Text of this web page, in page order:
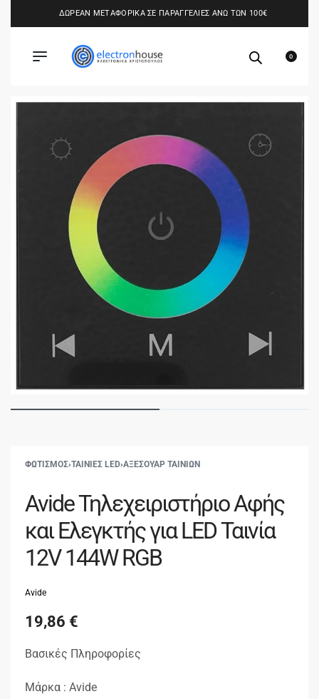
ΔΩΡΕΑΝ ΜΕΤΑΦΟΡΙΚΑ ΣΕ ΠΑΡΑΓΓΕΛΙΕΣ ΑΝΩ ΤΩΝ 100€
0
ΦΩΤΙΣΜΟΣ›ΤΑΙΝΙΕΣ LED›ΑΞΕΣΟΥΑΡ ΤΑΙΝΙΩΝ
Avide Τηλεχειριστήριο Αφής
και Ελεγκτής για LED Ταινία
12V 144W RGB
Avide
19,86 €
Βασικές Πληροφορίες
Μάρκα : Avide